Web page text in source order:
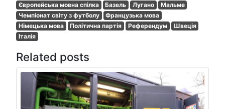
Європейська мовна спілка
Базель Лугано
Мальме
Чемпіонат світу з футболу
Французька мова
Німецька мова
Політична партія Референдум
Швеція
Італія
Related posts